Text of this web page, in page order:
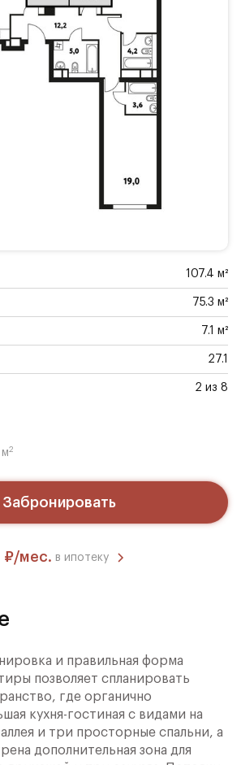
107.4 м²
75.3 м²
7.1 м²
27.1
2 из 8
2
Забронировать
₽/мес. в ипотеку
и правильная форма
позволяет спланировать
где органично
кухня-гостиная с видами на
и три просторные спальни, а
дополнительная зона для